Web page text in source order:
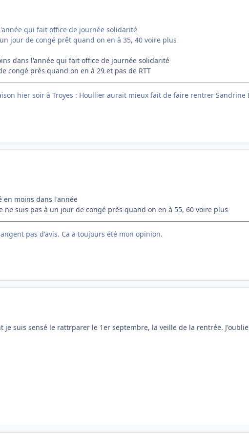
qui fait office de journée solidarité
jour de congé prêt quand on en à 35, 40 voire plus
dans l'année qui fait office de journée solidarité
congé près quand on en à 29 et pas de RTT
hier soir à Troyes : Houllier aurait mieux fait de faire rentrer Sandrine
en moins dans l'année
ne suis pas à un jour de congé près quand on en à 55, 60 voire plus
pas d'avis. Ca a toujours été mon opinion.
je suis sensé le rattrparer le 1er septembre, la veille de la rentrée.